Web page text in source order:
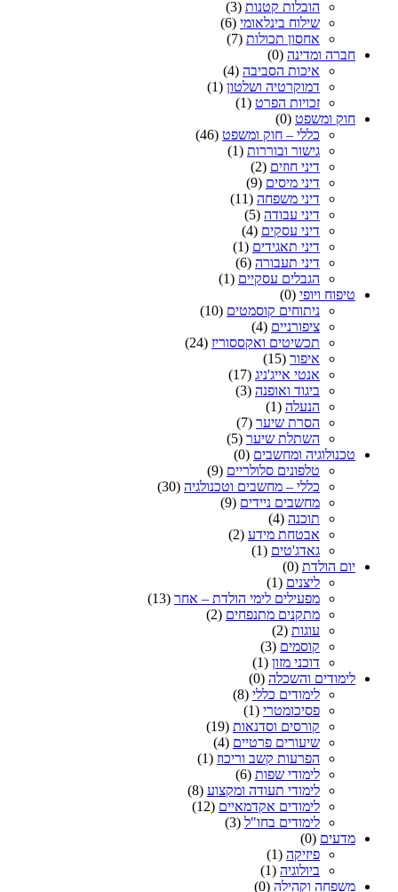
הובלות קטנות (3)
שילוח בינלאומי (6)
אחסון תכולות (7)
חברה ומדינה (0)
איכות הסביבה (4)
דמוקרטיה ושלטון (1)
זכויות הפרט (1)
חוק ומשפט (0)
כללי – חוק ומשפט (46)
גישור ובוררות (1)
דיני חוזים (2)
דיני מיסים (9)
דיני משפחה (11)
דיני עבודה (5)
דיני עסקים (4)
דיני תאגידים (1)
דיני תעבורה (6)
הגבלים עסקיים (1)
טיפוח ויופי (0)
ניתוחים קוסמטים (10)
ציפורניים (4)
תכשיטים ואקססוריז (24)
איפור (15)
אנטי אייג'ניג (17)
ביגוד ואופנה (3)
הנעלה (1)
הסרת שיער (7)
השתלת שיער (5)
טכנולוגיה ומחשבים (0)
טלפונים סלולריים (9)
כללי – מחשבים וטכנולגיה (30)
מחשבים ניידים (9)
תוכנה (4)
אבטחת מידע (2)
גאדג'טים (1)
יום הולדת (0)
ליצנים (1)
מפעילים לימי הולדת – אחר (13)
מתקנים מתנפחים (2)
עוגות (2)
קוסמים (3)
דוכני מזון (1)
לימודים והשכלה (0)
לימודים כללי (8)
פסיכומטרי (1)
קורסים וסדנאות (19)
שיעורים פרטיים (4)
הפרעות קשב וריכוז (1)
לימודי שפות (6)
לימודי תעודה ומקצוע (8)
לימודים אקדמאיים (12)
לימודים בחו"ל (3)
מדעים (0)
פיזיקה (1)
ביולוגיה (1)
משפחה וקהילה (0)